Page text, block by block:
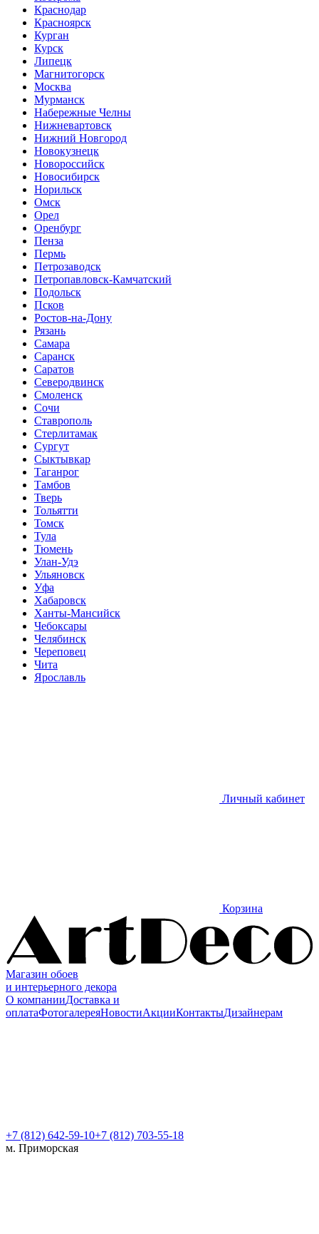
Краснодар
Красноярск
Курган
Курск
Липецк
Магнитогорск
Москва
Мурманск
Набережные Челны
Нижневартовск
Нижний Новгород
Новокузнецк
Новороссийск
Новосибирск
Норильск
Омск
Орел
Оренбург
Пенза
Пермь
Петрозаводск
Петропавловск-Камчатский
Подольск
Псков
Ростов-на-Дону
Рязань
Самара
Саранск
Саратов
Северодвинск
Смоленск
Сочи
Ставрополь
Стерлитамак
Сургут
Сыктывкар
Таганрог
Тамбов
Тверь
Тольятти
Томск
Тула
Тюмень
Улан-Удэ
Ульяновск
Уфа
Хабаровск
Ханты-Мансийск
Чебоксары
Челябинск
Череповец
Чита
Ярославль
Личный кабинет
Корзина
Магазин обоев
и интерьерного декора
О компанииДоставка и
оплатаФотогалереяНовостиАкцииКонтактыДизайнерам
+7 (812) 642-59-10+7 (812) 703-55-18
м. Приморская